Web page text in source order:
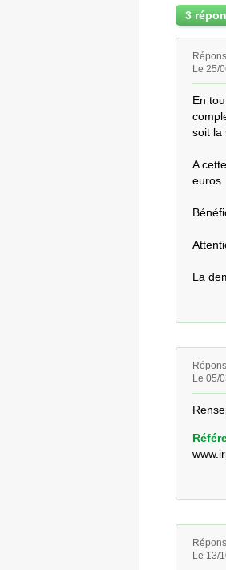
3
Le 25/
En
soit la
A
euros.
La
Le 05/
Le 13/